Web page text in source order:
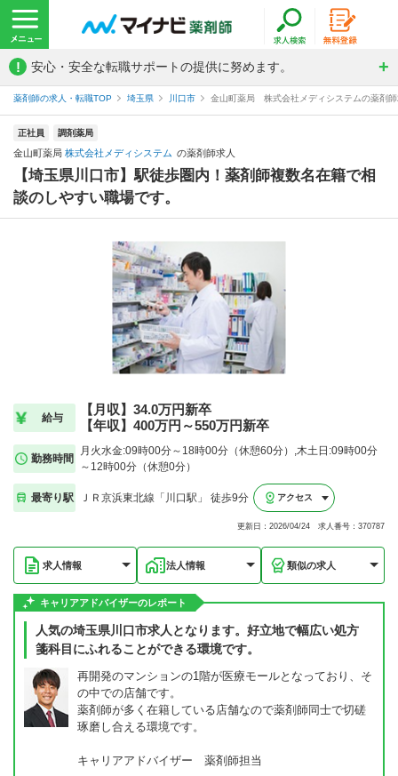
! 安心・安全な転職サポートの提供に努めます。
薬剤師の求人・転職TOP 埼玉県 川口市 金山町薬局 株式会社メディシステムの薬剤
正社員 調剤薬局
金山町薬局 株式会社メディシステム の薬剤師求人
【埼玉県川口市】駅徒歩圏内！薬剤師複数名在籍で相
談のしやすい職場です。
給与
【月収】34.0万円新卒
【年収】400万円～550万円新卒
勤務時間
月火水金:09時00分～18時00分（休憩60分）,木土日:09時00分
～12時00分（休憩0分）
最寄り駅 ＪＲ京浜東北線「川口駅」 徒歩9分 アクセス
更新日：2026/04/24 求人番号：370787
求人情報 法人情報 類似の求人
キャリアアドバイザーのレポート
人気の埼玉県川口市求人となります。好立地で幅広い処方
箋科目にふれることができる環境です。
再開発のマンションの1階が医療モールとなっており、そ
の中での店舗です。
薬剤師が多く在籍している店舗なので薬剤師同士で切磋
琢磨し合える環境です。
キャリアアドバイザー 薬剤師担当